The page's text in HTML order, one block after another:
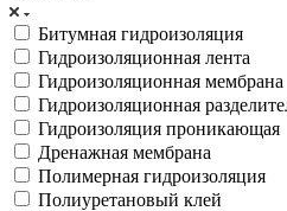
Битумная гидроизоляция
Гидроизоляционная лента
Гидроизоляционная мембрана
Гидроизоляционная
Гидроизоляция проникающая
Дренажная мембрана
Полимерная гидроизоляция
Полиуретановый клей